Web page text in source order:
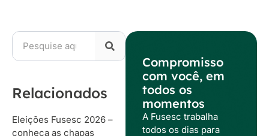
Relacionados
Eleições Fusesc 2026 –
conheça as chapas
Compromisso
com você, em
todos os
momentos
A Fusesc trabalha
todos os dias para